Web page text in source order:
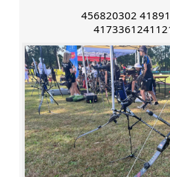
456820302